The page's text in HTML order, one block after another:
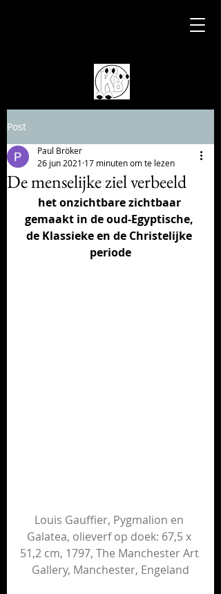
Post
De menselijke ziel verbeeld
Paul Bröker
26 jun 2021 17 minuten om te lezen
het onzichtbare zichtbaar
gemaakt in de oud-Egyptische,
de Klassieke en de Christelijke
periode
Louis Gauffier, Pygmalion en
Galatea, olieverf op doek: 67,5 x
51,2 cm, 1797, The Manchester Art
Gallery, Manchester, Engeland